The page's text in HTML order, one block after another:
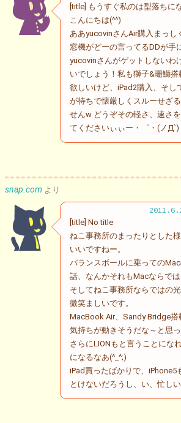
[title] もうすぐ私のは型落ちに
こんにちは(^^)
ああyucovinさんAir購入まっし
窓機がどーの言ってるDDが手
yucovinさんがゲットしないわ
いでしょう！私も獅子&珊鰤搭
欲しいけど、iPad2購入、そし
が待ちで懐厳しくスルーせざ
せんw どうぞその軽さ、速さ
てくださいぃぃー・゜・(ノД`)
snap.com より
[title] No title
ねこ事務所のまったりとした様
いいですねー。
バランスボールに乗っての
話、なんかそれもMacならでは
そしてねこ事務所ならではの光
微笑ましいです。
MacBook Air、Sandy Bridge搭
気持ちが動きそうだな～と思っ
さらにLIONもと言うことにな
になるなあ(^_^;)
iPad買ったばかりで、iPhone5
とけないだろうし、い、忙し